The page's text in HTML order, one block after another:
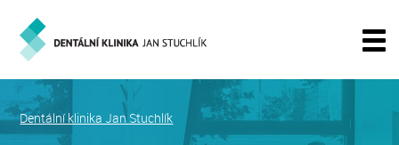
Dentální klinika Jan Stuchlík